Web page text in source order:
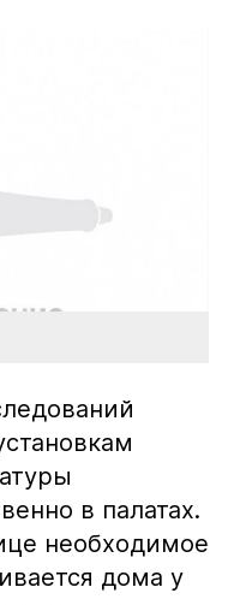
в палатах.
необходимое
дома у